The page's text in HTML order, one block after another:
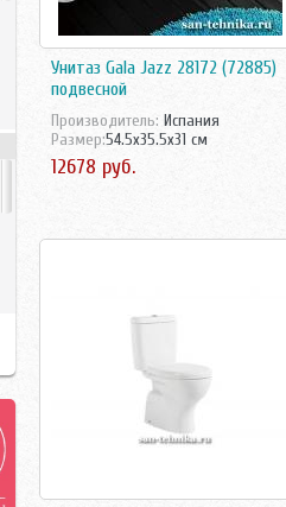
Унитаз Gala Jazz 28172 (72885)
подвесной
Производитель: Испания
Размер:54.5x35.5x31 см
12678 руб.